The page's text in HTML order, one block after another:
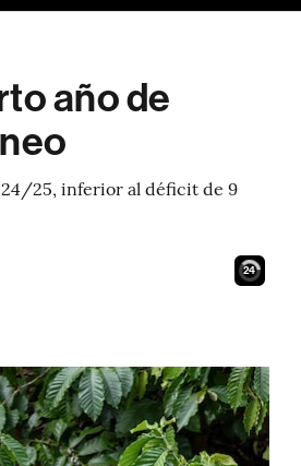
año de
25, inferior al déficit de 9
23